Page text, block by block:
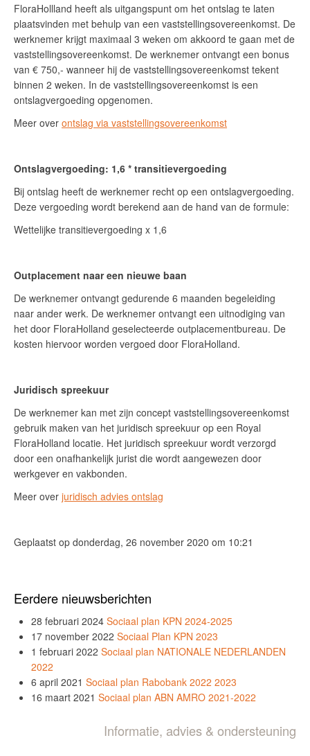
FloraHollland heeft als uitgangspunt om het ontslag te laten
plaatsvinden met behulp van een vaststellingsovereenkomst. De
werknemer krijgt maximaal 3 weken om akkoord te gaan met de
vaststellingsovereenkomst. De werknemer ontvangt een bonus
van € 750,- wanneer hij de vaststellingsovereenkomst tekent
binnen 2 weken. In de vaststellingsovereenkomst is een
ontslagvergoeding opgenomen.
Meer over ontslag via vaststellingsovereenkomst
Ontslagvergoeding: 1,6 * transitievergoeding
Bij ontslag heeft de werknemer recht op een ontslagvergoeding.
Deze vergoeding wordt berekend aan de hand van de formule:
Wettelijke transitievergoeding x 1,6
Outplacement naar een nieuwe baan
De werknemer ontvangt gedurende 6 maanden begeleiding
naar ander werk. De werknemer ontvangt een uitnodiging van
het door FloraHolland geselecteerde outplacementbureau. De
kosten hiervoor worden vergoed door FloraHolland.
Juridisch spreekuur
De werknemer kan met zijn concept vaststellingsovereenkomst
gebruik maken van het juridisch spreekuur op een Royal
FloraHolland locatie. Het juridisch spreekuur wordt verzorgd
door een onafhankelijk jurist die wordt aangewezen door
werkgever en vakbonden.
Meer over juridisch advies ontslag
Geplaatst op donderdag, 26 november 2020 om 10:21
Eerdere nieuwsberichten
28 februari 2024 Sociaal plan KPN 2024-2025
17 november 2022 Sociaal Plan KPN 2023
1 februari 2022 Sociaal plan NATIONALE NEDERLANDEN
2022
6 april 2021 Sociaal plan Rabobank 2022 2023
16 maart 2021 Sociaal plan ABN AMRO 2021-2022
Informatie, advies & ondersteuning